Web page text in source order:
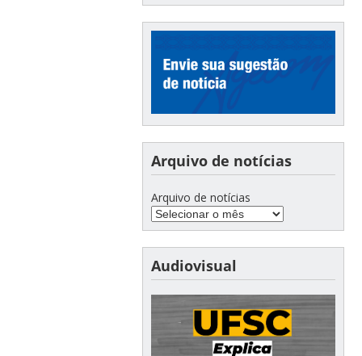
Arquivo de notícias
Arquivo de notícias
Audiovisual